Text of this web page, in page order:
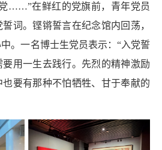
……”在鲜红的党旗前，青年党员
词。铿锵誓言在纪念馆内回荡，
。一名博士生党员表示：“入党誓
用一生去践行。先烈的精神激励
要有那种不怕牺牲、甘于奉献的